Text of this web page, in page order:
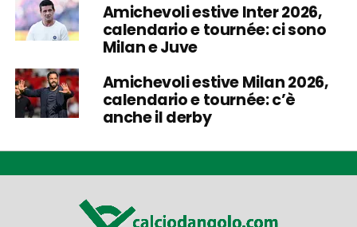
Amichevoli estive Inter 2026,
calendario e tournée: ci sono
Milan e Juve
Amichevoli estive Milan 2026,
calendario e tournée: c’è
anche il derby